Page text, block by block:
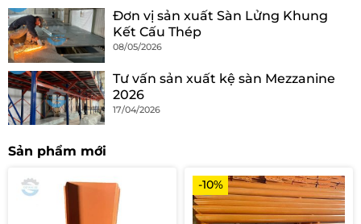
Đơn vị sản xuất Sàn Lửng Khung
Kết Cấu Thép
08/05/2026
Tư vấn sản xuất kệ sàn Mezzanine
2026
17/04/2026
Sản phẩm mới
-10%